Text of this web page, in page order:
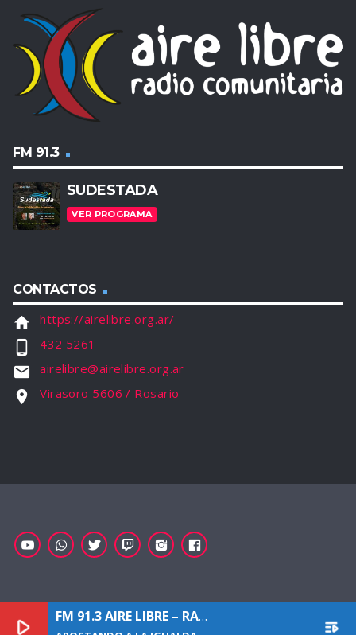
FM 91.3
SUDESTADA
VER PROGRAMA
CONTACTOS
home https://airelibre.org.ar/
phone_android 432 5261
email airelibre@airelibre.org.ar
location_on Virasoro 5606 / Rosario
play_arrow FM 91.3 AIRE LIBRE – RADIO COMUNITARIA playlist_play